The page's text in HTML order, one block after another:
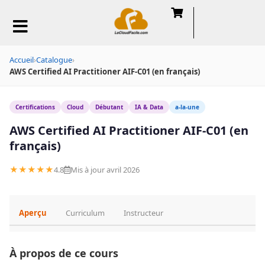
Accueil›Catalogue›
AWS Certified AI Practitioner AIF-C01 (en français)
Certifications Cloud Débutant IA & Data a-la-une
AWS Certified AI Practitioner AIF-C01 (en
français)
★★★★★4.8 Mis à jour avril 2026
Aperçu Curriculum Instructeur
À propos de ce cours